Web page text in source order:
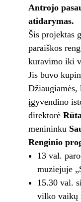
Antrojo
atidarymas.
Šis projektas
paraiškos
kuravimo iki
Jis buvo
Džiaugiamės,
įgyvendino
direktorė
menininku
Renginio
13 val.
muziejuje
15.30 val.
vilko vaikų